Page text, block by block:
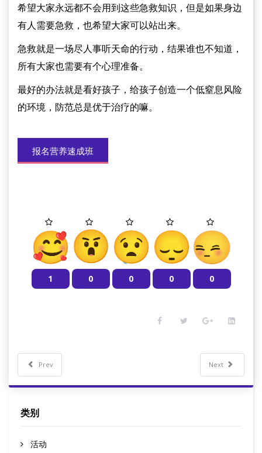
希望大家永远都不会用到这些急救知识，但是如果身边
有人需要急救，也希望大家可以站出来。
急救就是一场尽人事听天命的行动，结果谁也不知道，
所有大家也需要有个心理准备。
最好的办法就是看好孩子，给孩子创造一个低窒息风险
的环境，防范总是优于治疗的嘛。
报名营养速成班
0
0
0
0
1
Prev Next
类别
活动